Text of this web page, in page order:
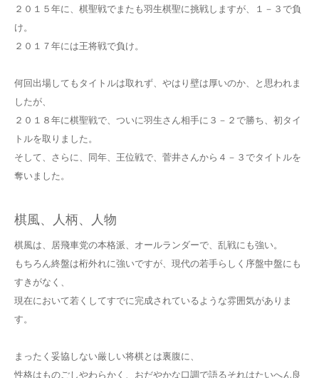
２０１５年に、棋聖戦でまたも羽生棋聖に挑戦しますが、１－３で負
け。
２０１７年には王将戦で負け。
何回出場してもタイトルは取れず、やはり壁は厚いのか、と思われま
したが、
２０１８年に棋聖戦で、ついに羽生さん相手に３－２で勝ち、初タイ
トルを取りました。
そして、さらに、同年、王位戦で、菅井さんから４－３でタイトルを
奪いました。
棋風、人柄、人物
棋風は、居飛車党の本格派、オールランダーで、乱戦にも強い。
もちろん終盤は桁外れに強いですが、現代の若手らしく序盤中盤にも
すきがなく、
現在において若くしてすでに完成されているような雰囲気がありま
す。
まったく妥協しない厳しい将棋とは裏腹に、
性格はものごしやわらかく、おだやかな口調で語るそれはたいへん良